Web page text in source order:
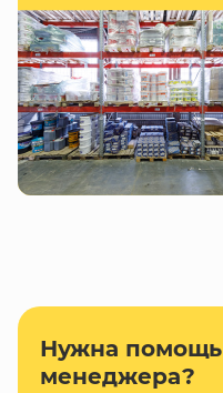
Нужна помощь
менеджера?